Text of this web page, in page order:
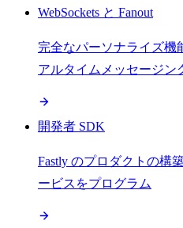
WebSockets と Fanout
完全なパーソナライズ機
アルタイムメッセージン
開発者 SDK
Fastly のプロダクトの構
ービスをプログラム